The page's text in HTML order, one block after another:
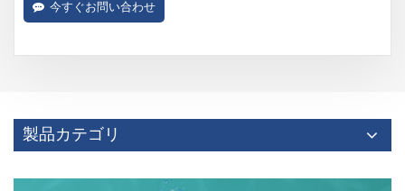
今すぐお問い合わせ
製品カテゴリ